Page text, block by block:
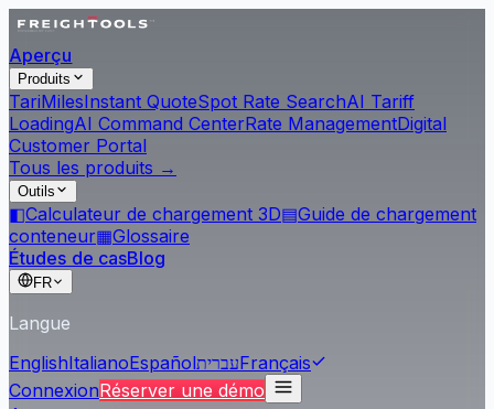
Aperçu
Produits
TariMilesInstant QuoteSpot Rate SearchAI Tariff
LoadingAI Command CenterRate ManagementDigital
Customer Portal
Tous les produits →
Outils
◧Calculateur de chargement 3D▤Guide de chargement
conteneur▦Glossaire
Études de casBlog
FR
Langue
EnglishItalianoEspañolעבריתFrançais
ConnexionRéserver une démo